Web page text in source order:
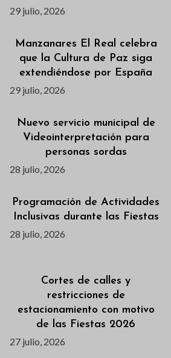
29 julio, 2026
Manzanares El Real celebra
que la Cultura de Paz siga
extendiéndose por España
29 julio, 2026
Nuevo servicio municipal de
Videointerpretación para
personas sordas
28 julio, 2026
Programación de Actividades
Inclusivas durante las Fiestas
28 julio, 2026
Cortes de calles y
restricciones de
estacionamiento con motivo
de las Fiestas 2026
27 julio, 2026